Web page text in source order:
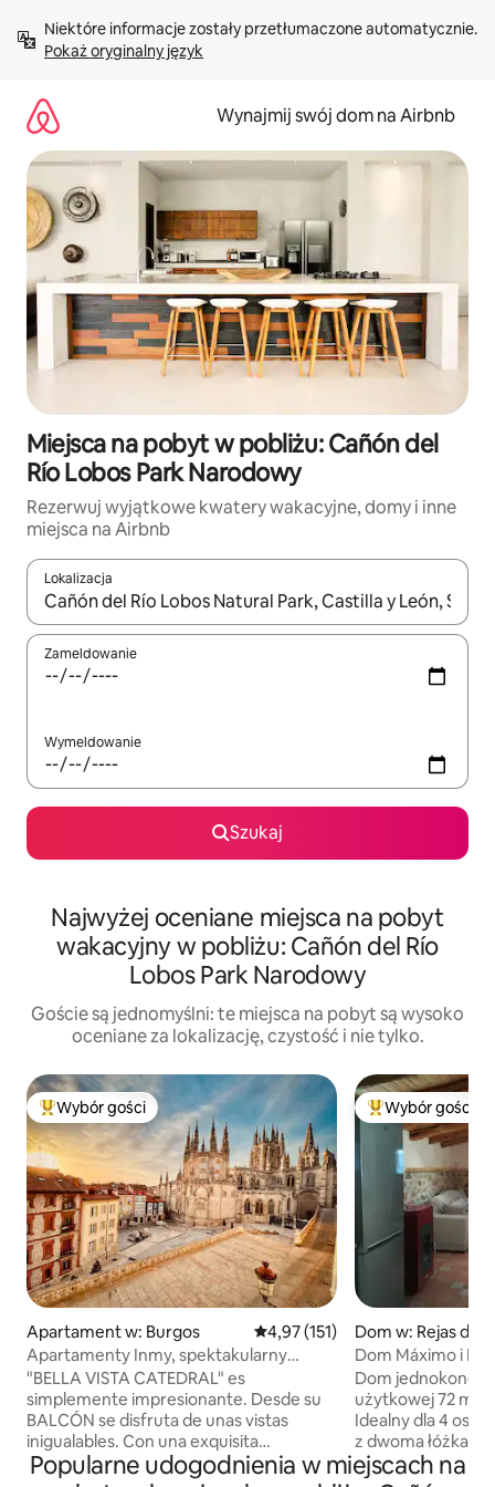
treści Pokaż oryginalny język
Wynajmij swój dom na Airbnb
Miejsca na pobyt w pobliżu: Cañón del
Río Lobos Park Narodowy
Rezerwuj wyjątkowe kwatery wakacyjne, domy i inne
miejsca na Airbnb
Lokalizacja
Gdy wyniki będą dostępne, możesz poruszać się po nich za
Zameldowanie
Wymeldowanie
Szukaj
Najwyżej oceniane miejsca na pobyt
wakacyjny w pobliżu: Cañón del Río
Lobos Park Narodowy
Goście są jednomyślni: te miejsca na pobyt są wysoko
oceniane za lokalizację, czystość i nie tylko.
Najpopularniejsze z kategorii Wybór gości
Wybór gości
Apartament w: Burgos Średnia ocena: 4,97 na 5, liczba
4,97 (151)
Apartamenty Inmy, spektakularny
apartament
"BELLA VISTA CATEDRAL" es
simplemente impresionante. Desde su
BALCÓN se disfruta de unas vistas
inigualables. Con una exquisita
decoración conjuga comodidad y diseño
Wybór gości
Dom w: Rejas de
Dom Máximo i
Dom
użytkowej 72 m2
Idealny dla 4
z dwoma
(pościel można
Popularne udogodnienia w miejscach na